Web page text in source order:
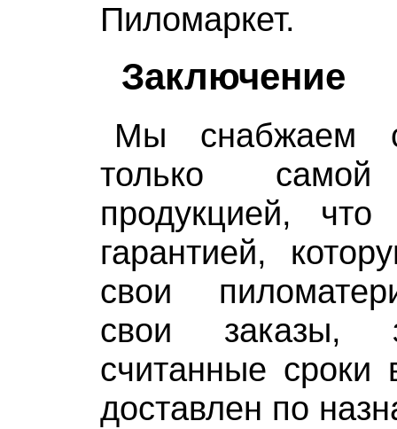
Пиломаркет.
Заключение
Мы снабжаем
только самой
продукцией, что
гарантией,
свои
свои
считанные сроки
доставлен по